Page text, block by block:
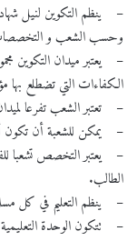
– ينظم التكوين لنيل
وحسب الشعب و
– يعتبر ميدان التكوين
الكفاءات التي تضطلع بها
– تعتبر الشعب تفرعا
– يمكن للشعبة أن
– يعتبر التخصص تشعبا
الطالب.
– ينظم التعليم في كل